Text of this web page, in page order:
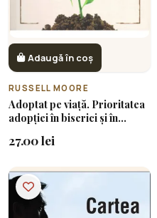
Adaugă în coș
RUSSELL MOORE
Adoptat pe viață. Prioritatea
adopției în biserici și în
27.00 lei